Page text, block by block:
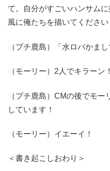
て。自分がすごいハンサム
風に俺たちを描いてください
（プチ鹿島）「水ロバかま
（モーリー）2人でキラーン
（プチ鹿島）CMの後でモ
しています！
（モーリー）イエーイ！
＜書き起こしおわり＞